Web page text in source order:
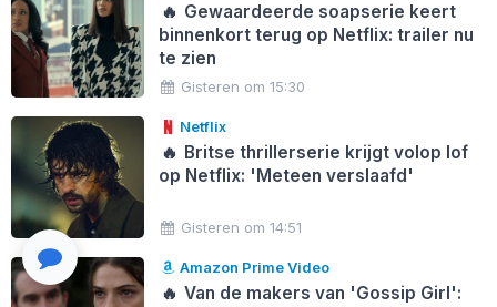
🔥 Gewaardeerde soapserie keert
binnenkort terug op Netflix: trailer nu
te zien
Gisteren om 15:30
Netflix
🔥 Britse thrillerserie krijgt volop lof
op Netflix: 'Meteen verslaafd'
Gisteren om 14:51
Amazon Prime Video
🔥 Van de makers van 'Gossip Girl':